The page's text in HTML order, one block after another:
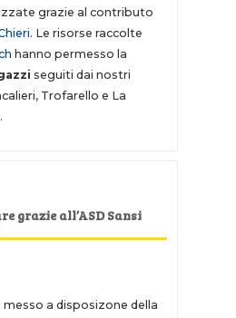
grazie al contributo
. Le risorse raccolte
hanno permesso la
seguiti dai nostri
Trofarello e La
grazie all’ASD Sansi
messo a disposizone della